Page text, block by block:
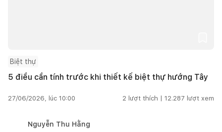
Biệt thự
5 điều cần tính trước khi thiết kế biệt thự hướng Tây
27/06/2026, lúc 10:00 2 lượt thích | 12.287 lượt xem
Nguyễn Thu Hằng